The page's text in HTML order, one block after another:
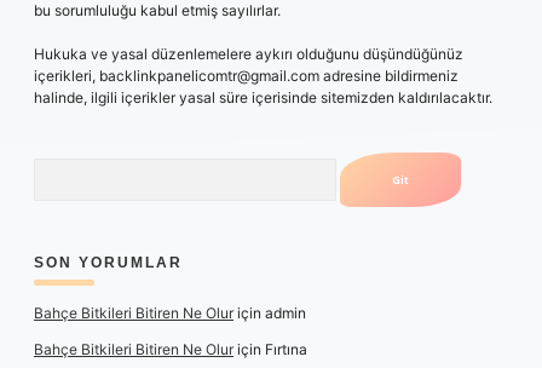
bu sorumluluğu kabul etmiş sayılırlar.
Hukuka ve yasal düzenlemelere aykırı olduğunu düşündüğünüz
içerikleri, backlinkpanelicomtr@gmail.com adresine bildirmeniz
halinde, ilgili içerikler yasal süre içerisinde sitemizden kaldırılacaktır.
SON YORUMLAR
Bahçe Bitkileri Bitiren Ne Oluriçin admin
Bahçe Bitkileri Bitiren Ne Oluriçin Fırtına